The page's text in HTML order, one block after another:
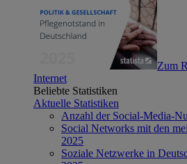
Zum
Internet
Beliebte Statistiken
Aktuelle Statistiken
Anzahl der Social-Media-
Social Networks mit den
2025
Soziale Netzwerke in